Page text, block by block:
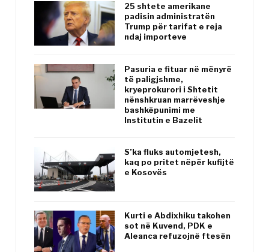
25 shtete amerikane
padisin administratën
Trump për tarifat e reja
ndaj importeve
Pasuria e fituar në mënyrë
të paligjshme,
kryeprokurori i Shtetit
nënshkruan marrëveshje
bashkëpunimi me
Institutin e Bazelit
S’ka fluks automjetesh,
kaq po pritet nëpër kufijtë
e Kosovës
Kurti e Abdixhiku takohen
sot në Kuvend, PDK e
Aleanca refuzojnë ftesën